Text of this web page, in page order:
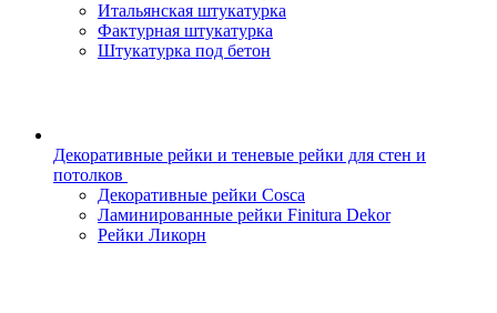
Итальянская штукатурка
Фактурная штукатурка
Штукатурка под бетон
Декоративные рейки и теневые рейки для стен и
потолков
Декоративные рейки Cosca
Ламинированные рейки Finitura Dekor
Рейки Ликорн